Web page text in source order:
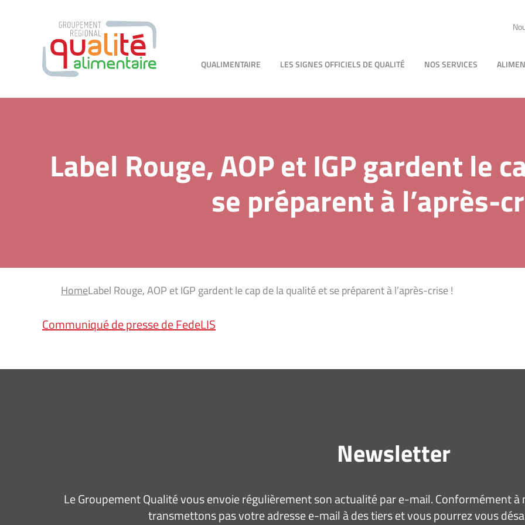
QUALIMENTAIRE LES SIGNES OFFICIELS DE QUALITÉ NOS SERVICES
Label Rouge, AOP et IGP gardent le
se préparent à l’après-
HomeLabel Rouge, AOP et IGP gardent le cap de la qualité et se préparent à l’après-crise !
Communiqué de presse de FedeLIS
Newsletter
Le Groupement Qualité vous envoie régulièrement son actualité par e-mail. Conformément
transmettons pas votre adresse e-mail à des tiers et vous pourrez vous